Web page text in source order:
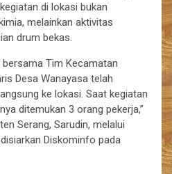
di lokasi bukan
melainkan aktivitas
drum bekas.
bersama Tim Kecamatan
Desa Wanayasa telah
ke lokasi. Saat kegiatan
ditemukan 3 orang pekerja,”
Serang, Sarudin, melalui
Diskominfo pada